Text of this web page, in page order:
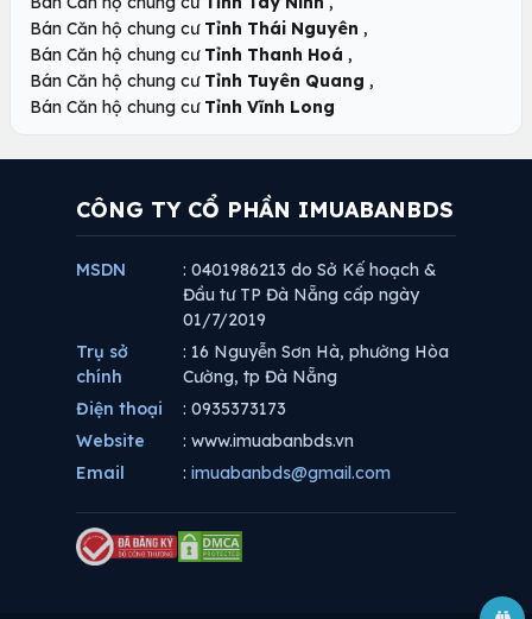
Bán Căn hộ chung cư Tỉnh Thái Nguyên ,
Bán Căn hộ chung cư Tỉnh Thanh Hoá ,
Bán Căn hộ chung cư Tỉnh Tuyên Quang ,
Bán Căn hộ chung cư Tỉnh Vĩnh Long
CÔNG TY CỔ PHẦN IMUABANBDS
MSDN
: 0401986213 do Sở Kế hoạch &
Đầu tư TP Đà Nẵng cấp ngày
01/7/2019
Trụ sở
chính
: 16 Nguyễn Sơn Hà, phường Hòa
Cường, tp Đà Nẵng
Điện thoại
: 0935373173
Website
: www.imuabanbds.vn
Email
: imuabanbds@gmail.com